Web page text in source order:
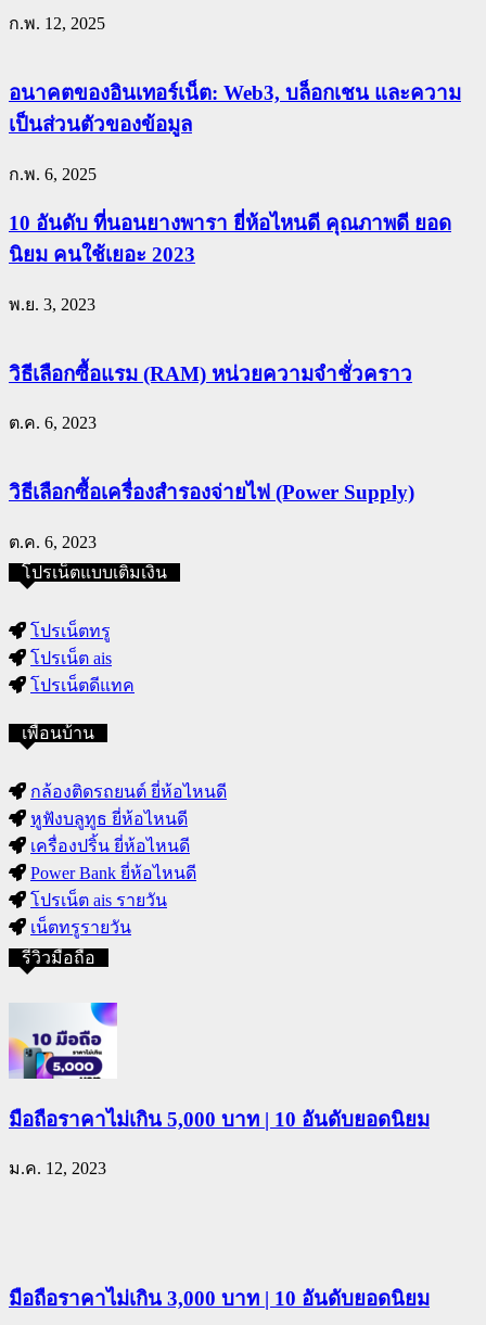
ก.พ. 12, 2025
อนาคตของอินเทอร์เน็ต: Web3, บล็อกเชน และความ
เป็นส่วนตัวของข้อมูล
ก.พ. 6, 2025
10 อันดับ ที่นอนยางพารา ยี่ห้อไหนดี คุณภาพดี ยอด
นิยม คนใช้เยอะ 2023
พ.ย. 3, 2023
วิธีเลือกซื้อแรม (RAM) หน่วยความจำชั่วคราว
ต.ค. 6, 2023
วิธีเลือกซื้อเครื่องสำรองจ่ายไฟ (Power Supply)
ต.ค. 6, 2023
โปรเน็ตแบบเติมเงิน
โปรเน็ตทรู
โปรเน็ต ais
โปรเน็ตดีแทค
เพื่อนบ้าน
กล้องติดรถยนต์ ยี่ห้อไหนดี
หูฟังบลูทูธ ยี่ห้อไหนดี
เครื่องปริ้น ยี่ห้อไหนดี
Power Bank ยี่ห้อไหนดี
โปรเน็ต ais รายวัน
เน็ตทรูรายวัน
รีวิวมือถือ
มือถือราคาไม่เกิน 5,000 บาท | 10 อันดับยอดนิยม
ม.ค. 12, 2023
มือถือราคาไม่เกิน 3,000 บาท | 10 อันดับยอดนิยม